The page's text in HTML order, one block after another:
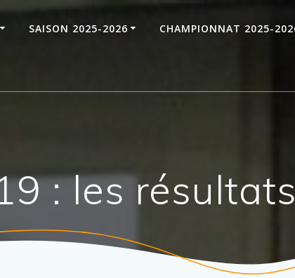
SAISON 2025-2026 CHAMPIONNAT 2025-
: les